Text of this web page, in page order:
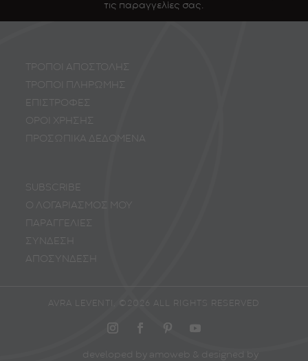
τις παραγγελίες σας.
ΤΡΟΠΟΙ ΑΠΟΣΤΟΛΗΣ
ΤΡΟΠΟΙ ΠΛΗΡΩΜΗΣ
ΕΠΙΣΤΡΟΦΕΣ
ΟΡΟΙ ΧΡΗΣΗΣ
ΠΡΟΣΩΠΙΚA ΔΕΔΟΜΕΝA
SUBSCRIBE
Ο ΛΟΓΑΡΙΑΣΜΟΣ ΜΟΥ
ΠΑΡΑΓΓΕΛΙΕΣ
ΣΥΝΔΕΣΗ
ΑΠΟΣΥΝΔΕΣΗ
AVRA LEVENTI, ©2026 ALL RIGHTS RESERVED
developed by amoweb & designed by